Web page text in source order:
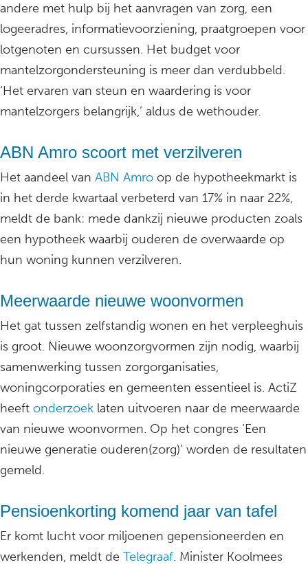
andere met hulp bij het aanvragen van zorg, een
logeeradres, informatievoorziening, praatgroepen voor
lotgenoten en cursussen. Het budget voor
mantelzorgondersteuning is meer dan verdubbeld.
‘Het ervaren van steun en waardering is voor
mantelzorgers belangrijk,’ aldus de wethouder.
ABN Amro scoort met verzilveren
Het aandeel van ABN Amro op de hypotheekmarkt is
in het derde kwartaal verbeterd van 17% in naar 22%,
meldt de bank: mede dankzij nieuwe producten zoals
een hypotheek waarbij ouderen de overwaarde op
hun woning kunnen verzilveren.
Meerwaarde nieuwe woonvormen
Het gat tussen zelfstandig wonen en het verpleeghuis
is groot. Nieuwe woonzorgvormen zijn nodig, waarbij
samenwerking tussen zorgorganisaties,
woningcorporaties en gemeenten essentieel is. ActiZ
heeft onderzoek laten uitvoeren naar de meerwaarde
van nieuwe woonvormen. Op het congres ‘Een
nieuwe generatie ouderen(zorg)’ worden de resultaten
gemeld.
Pensioenkorting komend jaar van tafel
Er komt lucht voor miljoenen gepensioneerden en
werkenden, meldt de Telegraaf. Minister Koolmees